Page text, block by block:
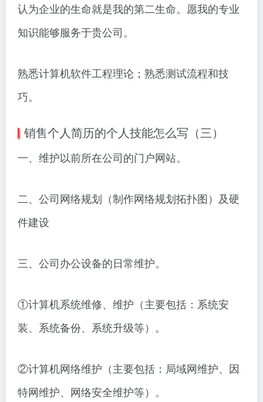
认为企业的生命就是我的第二生命。愿我的专业
知识能够服务于贵公司。
熟悉计算机软件工程理论；熟悉测试流程和技
巧。
销售个人简历的个人技能怎么写（三）
一、维护以前所在公司的门户网站。
二、公司网络规划（制作网络规划拓扑图）及硬
件建设
三、公司办公设备的日常维护。
①计算机系统维修、维护（主要包括：系统安
装、系统备份、系统升级等）。
②计算机网络维护（主要包括：局域网维护、因
特网维护、网络安全维护等）。